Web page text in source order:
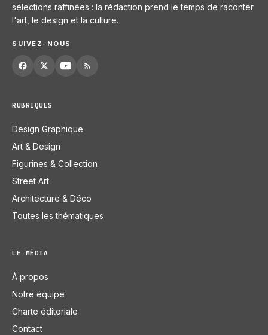
sélections raffinées : la rédaction prend le temps de raconter
l'art, le design et la culture.
SUIVEZ-NOUS
RUBRIQUES
Design Graphique
Art & Design
Figurines & Collection
Street Art
Architecture & Déco
Toutes les thématiques
LE MÉDIA
À propos
Notre équipe
Charte éditoriale
Contact